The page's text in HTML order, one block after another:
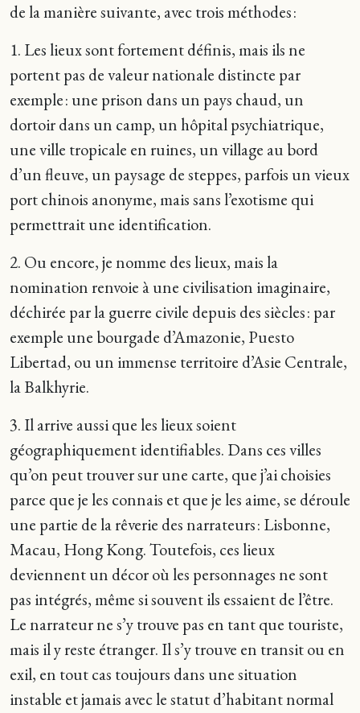
de la manière suivante, avec trois méthodes :
1. Les lieux sont fortement définis, mais ils ne
portent pas de valeur nationale distincte par
exemple : une prison dans un pays chaud, un
dortoir dans un camp, un hôpital psychiatrique,
une ville tropicale en ruines, un village au bord
d’un fleuve, un paysage de steppes, parfois un vieux
port chinois anonyme, mais sans l’exotisme qui
permettrait une identification.
2. Ou encore, je nomme des lieux, mais la
nomination renvoie à une civilisation imaginaire,
déchirée par la guerre civile depuis des siècles : par
exemple une bourgade d’Amazonie, Puesto
Libertad, ou un immense territoire d’Asie Centrale,
la Balkhyrie.
3. Il arrive aussi que les lieux soient
géographiquement identifiables. Dans ces villes
qu’on peut trouver sur une carte, que j’ai choisies
parce que je les connais et que je les aime, se déroule
une partie de la rêverie des narrateurs : Lisbonne,
Macau, Hong Kong. Toutefois, ces lieux
deviennent un décor où les personnages ne sont
pas intégrés, même si souvent ils essaient de l’être.
Le narrateur ne s’y trouve pas en tant que touriste,
mais il y reste étranger. Il s’y trouve en transit ou en
exil, en tout cas toujours dans une situation
instable et jamais avec le statut d’habitant normal